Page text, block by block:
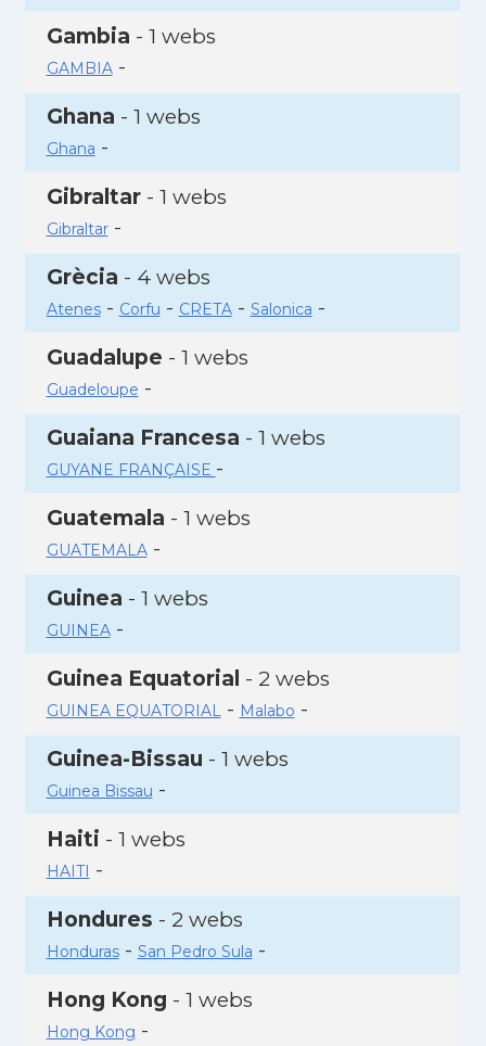
Gambia - 1 webs
GAMBIA-
Ghana - 1 webs
Ghana -
Gibraltar- 1 webs
Gibraltar-
Grècia - 4 webs
Atenes- Corfu - CRETA- Salonica -
Guadalupe - 1 webs
Guadeloupe -
Guaiana Francesa - 1 webs
GUYANE FRANÇAISE -
Guatemala - 1 webs
GUATEMALA-
Guinea - 1 webs
GUINEA-
Guinea Equatorial - 2 webs
GUINEA EQUATORIAL- Malabo -
Guinea-Bissau - 1 webs
Guinea Bissau -
Haiti - 1 webs
HAITI -
Hondures - 2 webs
Honduras- San Pedro Sula -
Hong Kong - 1 webs
Hong Kong -